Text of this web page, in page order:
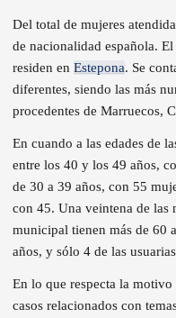
Del total de mujeres
de nacionalidad española.
residen en Estepona. Se
diferentes, siendo las más
procedentes de Marruecos,
En cuando a las edades de
entre los 40 y los 49 años,
de 30 a 39 años, con 55
con 45. Una veintena de las
municipal tienen más de 60
años, y sólo 4 de las
En lo que respecta la
casos relacionados con